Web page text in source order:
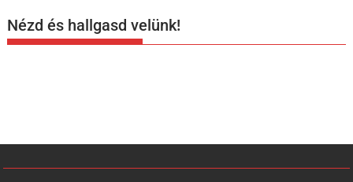
Nézd és hallgasd velünk!